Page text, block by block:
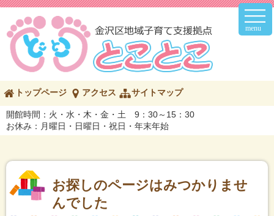
メ
メ
の
ペ
ー
ジ
容
トップページ アクセス サイトマップ
開館時間：火・水・木・金・土 9：30～15：30
お休み：月曜日・日曜日・祝日・年末年始
お探しのページはみつかりませ
んでした